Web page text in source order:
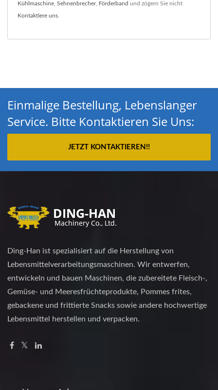
Kühlmaschine Sehnenbrecher, Förderband und zögern Sie nicht
Kontaktiere uns
Einmalige Bestellung, Lebenslanger
Service. Bitte Kontaktieren Sie Uns:
JETZT KONTAKTIEREN!!
Ding-Han ist spezialisiert auf die Herstellung von
Lebensmittelverarbeitungsmaschinen. Wir entwerfen,
entwickeln und bauen Maschinen, die zubereitete Fleisch-,
Gemüse- und Meeresfrüchteprodukte, Pommes frites,
gebackene und frittierte Snacks sowie andere hochwertige
Lebensmittel herstellen und verpacken.